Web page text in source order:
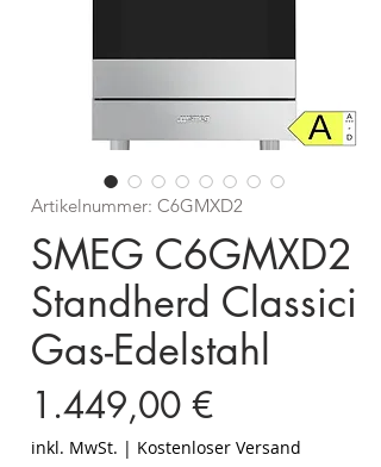
Artikelnummer: C6GMXD2
SMEG C6GMXD2
Standherd Classici
Gas-Edelstahl
1.449,00 €Preis
inkl. MwSt. | Kostenloser Versand